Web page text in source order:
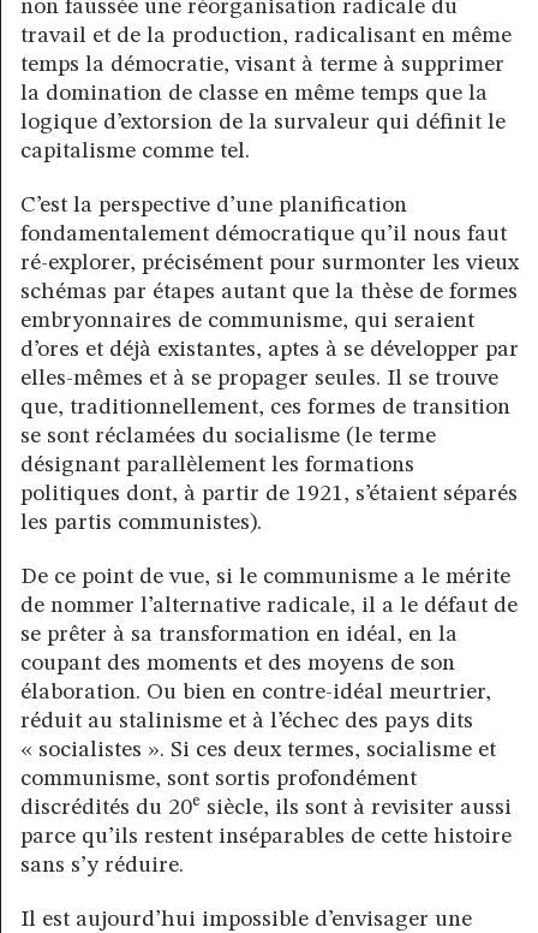
non faussée une réorganisation radicale du
travail et de la production, radicalisant en même
temps la démocratie, visant à terme à supprimer
la domination de classe en même temps que la
logique d’extorsion de la survaleur qui définit le
capitalisme comme tel.
C’est la perspective d’une planification
fondamentalement démocratique qu’il nous faut
ré-explorer, précisément pour surmonter les vieux
schémas par étapes autant que la thèse de formes
embryonnaires de communisme, qui seraient
d’ores et déjà existantes, aptes à se développer par
elles-mêmes et à se propager seules. Il se trouve
que, traditionnellement, ces formes de transition
se sont réclamées du socialisme (le terme
désignant parallèlement les formations
politiques dont, à partir de 1921, s’étaient séparés
les partis communistes).
De ce point de vue, si le communisme a le mérite
de nommer l’alternative radicale, il a le défaut de
se prêter à sa transformation en idéal, en la
coupant des moments et des moyens de son
élaboration. Ou bien en contre-idéal meurtrier,
réduit au stalinisme et à l’échec des pays dits
« socialistes ». Si ces deux termes, socialisme et
communisme, sont sortis profondément
discrédités du 20e siècle, ils sont à revisiter aussi
parce qu’ils restent inséparables de cette histoire
sans s’y réduire.
Il est aujourd’hui impossible d’envisager une